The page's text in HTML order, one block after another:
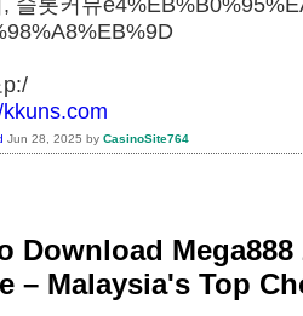
p:/
Jun 28, 2025 by CasinoSite764
Download
– Malaysia's Top